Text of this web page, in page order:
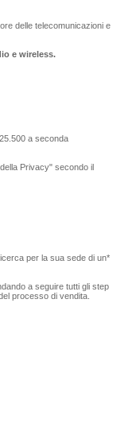
delle telecomunicazioni e
e wireless.
a seconda
Privacy" secondo il
per la sua sede di un*
a seguire tutti gli step
processo di vendita.